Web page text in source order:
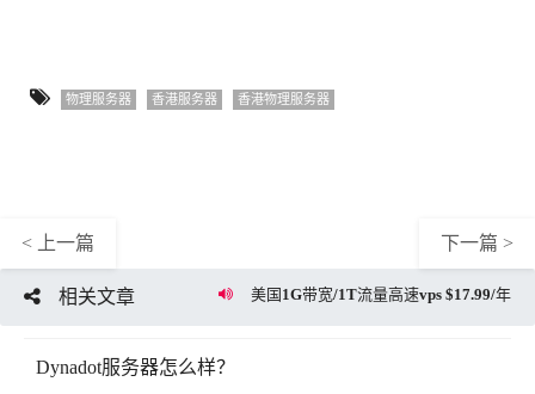
物理服务器 香港服务器 香港物理服务器
< 上一篇 下一篇 >
相关文章 美国1G带宽/1T流量高速vps $17.99/年
Dynadot服务器怎么样？